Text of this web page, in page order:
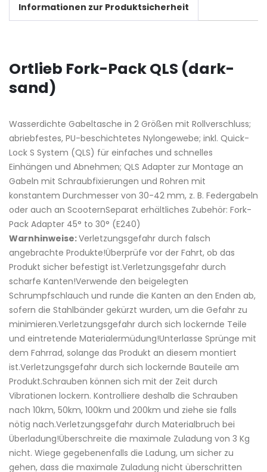
Informationen zur Produktsicherheit
Ortlieb Fork-Pack QLS (dark-
sand)
Wasserdichte Gabeltasche in 2 Größen mit Rollverschluss;
abriebfestes, PU-beschichtetes Nylongewebe; inkl. Quick-
Lock S System (QLS) für einfaches und schnelles
Einhängen und Abnehmen; QLS Adapter zur Montage an
Gabeln mit Schraubfixierungen und Rohren mit
konstantem Durchmesser von 30-42 mm, z. B. Federgabeln
oder auch an ScooternSeparat erhältliches Zubehör: Fork-
Pack Adapter 45° to 30° (E240)
Warnhinweise:Verletzungsgefahr durch falsch
angebrachte Produkte!Überprüfe vor der Fahrt, ob das
Produkt sicher befestigt ist.Verletzungsgefahr durch
scharfe Kanten!Verwende den beigelegten
Schrumpfschlauch und runde die Kanten an den Enden ab,
sofern die Stahlbänder gekürzt wurden, um die Gefahr zu
minimieren.Verletzungsgefahr durch sich lockernde Teile
und eintretende Materialermüdung!Unterlasse Sprünge mit
dem Fahrrad, solange das Produkt an diesem montiert
ist.Verletzungsgefahr durch sich lockernde Bauteile am
Produkt.Schrauben können sich mit der Zeit durch
Vibrationen lockern. Kontrolliere deshalb die Schrauben
nach 10km, 50km, 100km und 200km und ziehe sie falls
nötig nach.Verletzungsgefahr durch Materialbruch bei
Überladung!Überschreite die maximale Zuladung von 3 Kg
nicht. Wiege gegebenenfalls die Ladung, um sicher zu
gehen, dass die maximale Zuladung nicht überschritten